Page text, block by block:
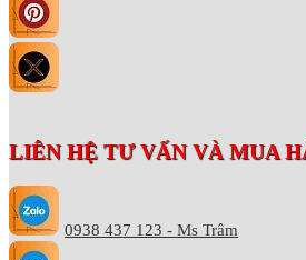
LIÊN HỆ TƯ VẤN VÀ MUA
0938 437 123 - Ms Trâm